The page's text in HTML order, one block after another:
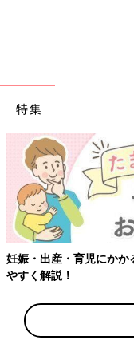
特集
り 【ワクチン接種